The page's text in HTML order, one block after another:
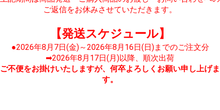
ご返信をお休みさせていただきます。
【発送スケジュール】
●2026年8月7日(金)～2026年8月16日(日)までのご注文分
➡2026年8月17日(月)以降、順次出荷
ご不便をお掛けいたしますが、何卒よろしくお願い申し上げま
す。